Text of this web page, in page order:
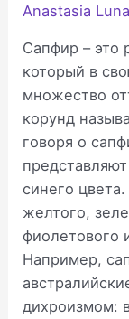
Anastasia Luna
Сапфир – это
который в
множество
корунд
говоря о
синего
желтого,
фиолетового
Например,
дихроизмом: